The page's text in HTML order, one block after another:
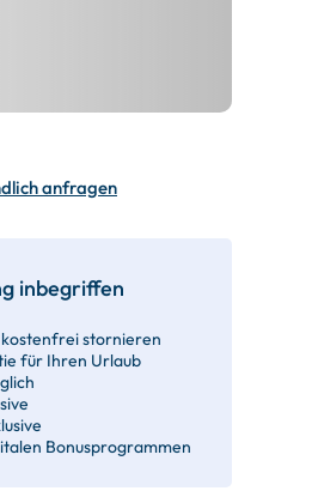
anfragen
inbegriffen
kostenfrei stornieren
für Ihren Urlaub
Bonusprogrammen